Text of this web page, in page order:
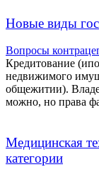
Новые виды
Вопросы
Кредитование
недвижимого
общежитии).
можно, но права
Медицинская
категории